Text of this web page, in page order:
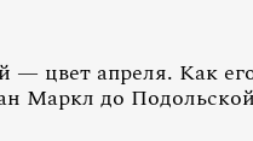
цвет апреля. Как
Маркл до Подольской